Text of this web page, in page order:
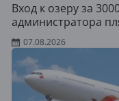
Вход к озеру за
администратора
07.08.2026